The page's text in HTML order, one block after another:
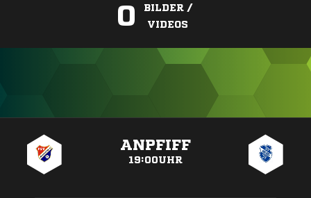
0
BILDER /
VIDEOS
ANPFIFF
19:00UHR